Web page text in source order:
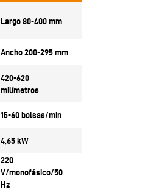
Largo 80-400 mm
Ancho 200-295 mm
420-620
milímetros
15-60 bolsas/min
4,65 kW
220
V/monofásico/50
Hz